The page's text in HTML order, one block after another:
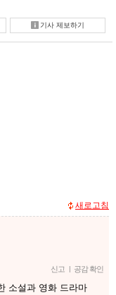
기사 제보하기
새로고침
신고 | 공감 확인
소설과 영화 드라마